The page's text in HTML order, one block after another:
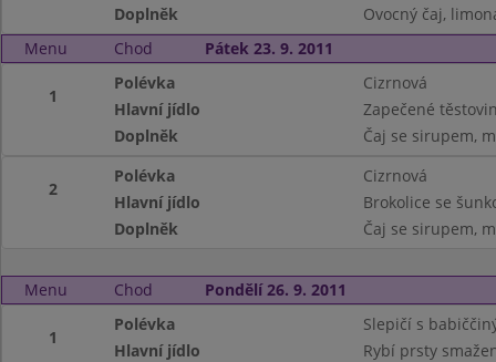
Doplněk
Ovocný čaj,
Menu
Chod Pátek 23. 9. 2011
1
Polévka
Cizrnová
Hlavní jídlo
Zapečené
Doplněk
Čaj se sirupem,
2
Polévka
Cizrnová
Hlavní jídlo
Brokolice se
Doplněk
Čaj se sirupem,
Menu Chod Pondělí 26. 9. 2011
1
Polévka
Slepičí s
Hlavní jídlo
Rybí prsty